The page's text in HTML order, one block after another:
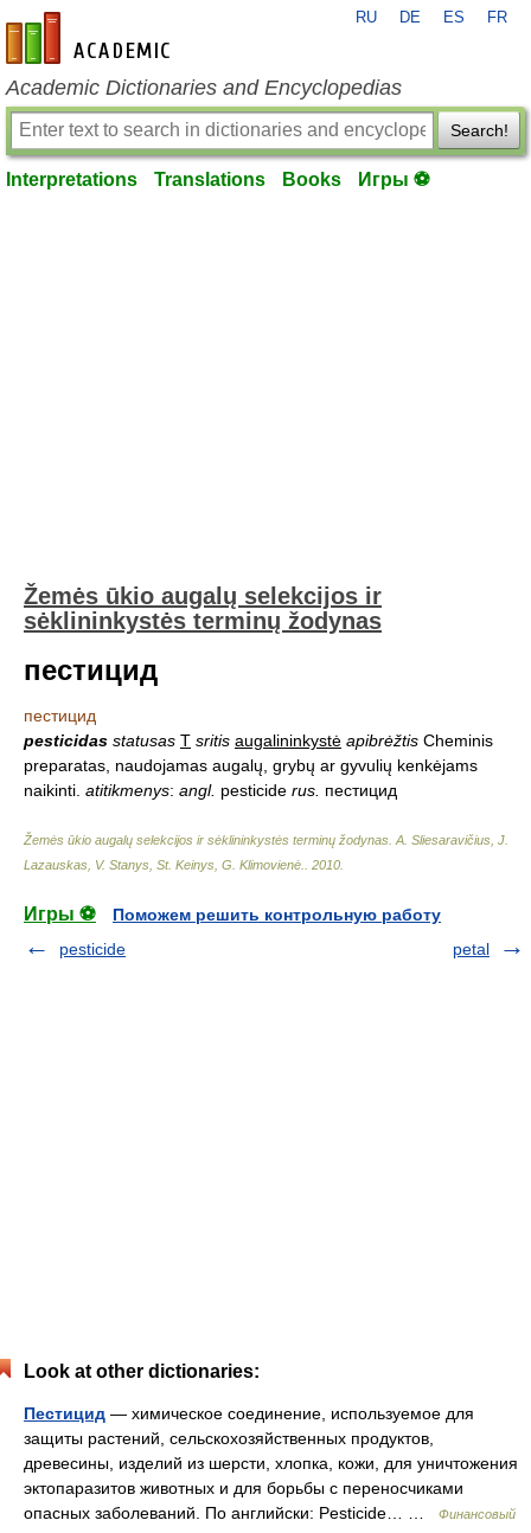
en-academic.com
RU DE ES FR
Academic Dictionaries and Encyclopedias
Search!
Interpretations Translations Books Игры ⚽
Žemės ūkio augalų selekcijos ir
sėklininkystės terminų žodynas
пестицид
пестицид
pesticidas statusas T sritis augalininkystė apibrėžtis Cheminis
preparatas, naudojamas augalų, grybų ar gyvulių kenkėjams
naikinti. atitikmenys: angl. pesticide rus. пестицид
Žemės ūkio augalų selekcijos ir sėklininkystės terminų žodynas A. Sliesaravičius, J.
Lazauskas, V. Stanys, St. Keinys, G. Klimovienė.
2010
Игры ⚽
Поможем решить контрольную работу
pesticide
petal
Look at other dictionaries:
Пестицид — химическое соединение, используемое для
защиты растений, сельскохозяйственных продуктов,
древесины, изделий из шерсти, хлопка, кожи, для уничтожения
эктопаразитов животных и для борьбы с переносчиками
опасных заболеваний. По английски: Pesticide… …
Финансовый